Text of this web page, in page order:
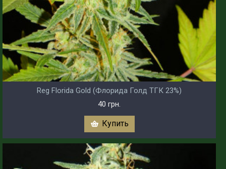
Reg Florida Gold (Флорида Голд ТГК 23%)
40 грн.
Купить